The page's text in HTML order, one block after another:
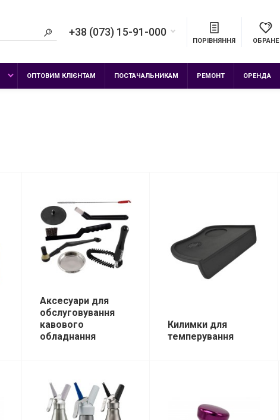
+38 (073) 15-91-000
ПОРІВНЯННЯ ОБРАНЕ
ОПТОВИМ КЛІЄНТАМ ПОСТАЧАЛЬНИКАМ РЕМОНТ ОРЕНДА
Аксесуари для
обслуговування
кавового
обладнання
Килимки для
темперування